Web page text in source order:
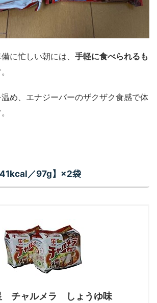
に忙しい朝には、 手軽に食べられるも
め、エナジーバーのザクザク食感で体
／97g】×2袋
チャルメラ しょうゆ味